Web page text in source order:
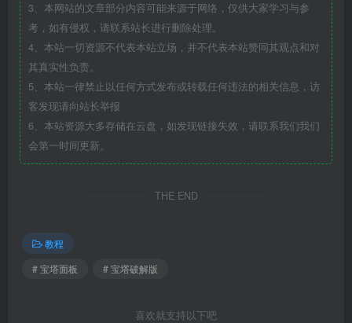
3、本网站的文章部分内容可能来源于网络，仅供大家学习与参
考，如有侵权，请联系站长进行删除处理。
4、本站一切资源不代表本站立场，并不代表本站赞同其观点和对
其真实性负责。
5、本站一律禁止以任何方式发布或转载任何违法的相关信息，访
客发现请向站长举报
6、本站资源大多存储在云盘，如发现链接失效，请联系我们我们
会第一时间更新。
THE END
教程
# 宝塔面板
# 宝塔破解版
喜欢就支持以下吧